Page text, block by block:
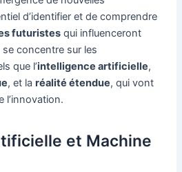
d’identifier et de comprendre
futuristes qui influenceront
concentre sur les
que l’intelligence artificielle,
, et laréalité étendue, qui vont
l’innovation.
et Machine